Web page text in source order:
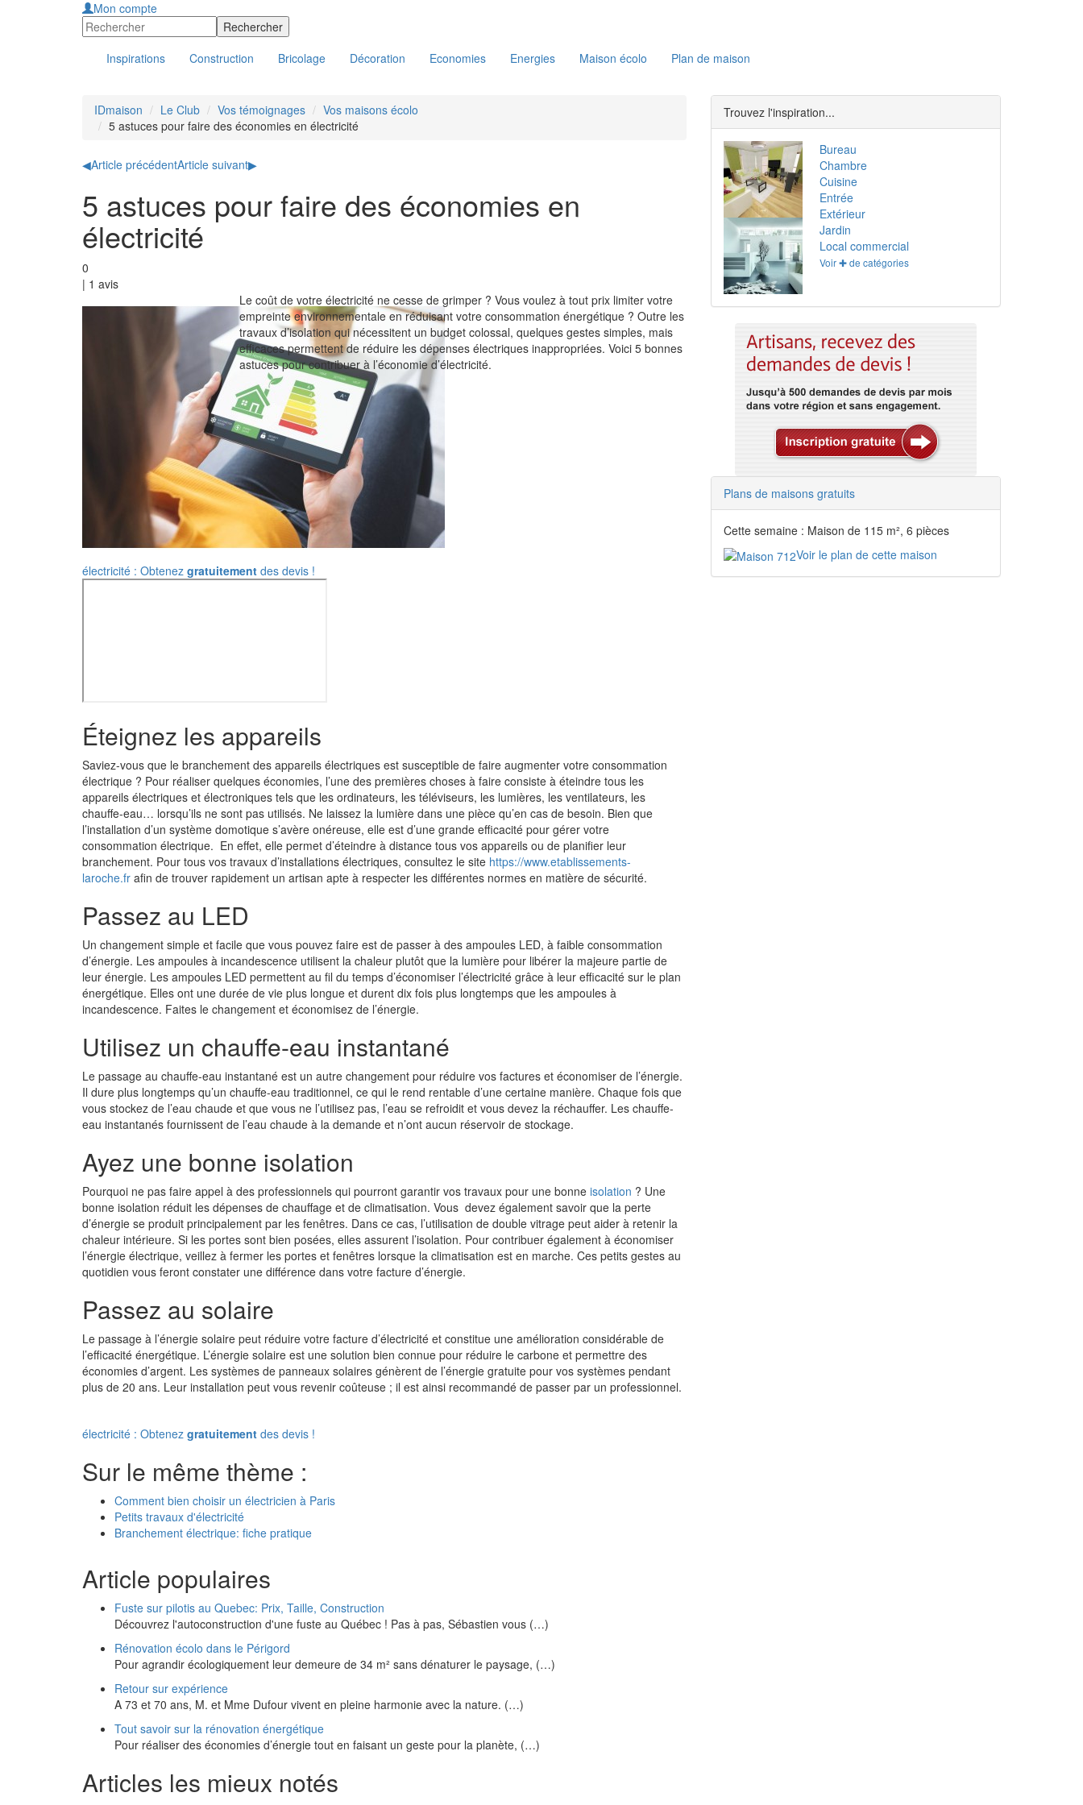
Mon compte
Inspirations Construction Bricolage Décoration Economies Energies Maison écolo Plan de maison
IDmaison Le Club Vos témoignages
Vos maisons écolo
5 astuces pour faire des économies en électricité
◀Article précédentArticle suivant▶
5 astuces pour faire des économies en
électricité
0
| 1 avis
Le coût de votre électricité ne cesse de grimper ? Vous voulez à tout prix limiter votre
empreinte environnementale en réduisant votre consommation énergétique ? Outre les
travaux d’isolation qui nécessitent un budget colossal, quelques gestes simples, mais
efficaces permettent de réduire les dépenses électriques inappropriées. Voici 5 bonnes
astuces pour contribuer à l’économie d’électricité.
électricité : Obtenez gratuitement des devis !
Éteignez les appareils
Saviez-vous que le branchement des appareils électriques est susceptible de faire augmenter votre consommation
électrique ? Pour réaliser quelques économies, l’une des premières choses à faire consiste à éteindre tous les
appareils électriques et électroniques tels que les ordinateurs, les téléviseurs, les lumières, les ventilateurs, les
chauffe-eau… lorsqu’ils ne sont pas utilisés. Ne laissez la lumière dans une pièce qu’en cas de besoin. Bien que
l’installation d’un système domotique s’avère onéreuse, elle est d’une grande efficacité pour gérer votre
consommation électrique. En effet, elle permet d’éteindre à distance tous vos appareils ou de planifier leur
branchement. Pour tous vos travaux d’installations électriques, consultez le site https://www.etablissements-
laroche.fr afin de trouver rapidement un artisan apte à respecter les différentes normes en matière de sécurité.
Passez au LED
Un changement simple et facile que vous pouvez faire est de passer à des ampoules LED, à faible consommation
d’énergie. Les ampoules à incandescence utilisent la chaleur plutôt que la lumière pour libérer la majeure partie de
leur énergie. Les ampoules LED permettent au fil du temps d’économiser l’électricité grâce à leur efficacité sur le plan
énergétique. Elles ont une durée de vie plus longue et durent dix fois plus longtemps que les ampoules à
incandescence. Faites le changement et économisez de l’énergie.
Utilisez un chauffe-eau instantané
Le passage au chauffe-eau instantané est un autre changement pour réduire vos factures et économiser de l’énergie.
Il dure plus longtemps qu’un chauffe-eau traditionnel, ce qui le rend rentable d’une certaine manière. Chaque fois que
vous stockez de l’eau chaude et que vous ne l’utilisez pas, l’eau se refroidit et vous devez la réchauffer. Les chauffe-
eau instantanés fournissent de l’eau chaude à la demande et n’ont aucun réservoir de stockage.
Ayez une bonne isolation
Pourquoi ne pas faire appel à des professionnels qui pourront garantir vos travaux pour une bonne isolation ? Une
bonne isolation réduit les dépenses de chauffage et de climatisation. Vous devez également savoir que la perte
d’énergie se produit principalement par les fenêtres. Dans ce cas, l’utilisation de double vitrage peut aider à retenir la
chaleur intérieure. Si les portes sont bien posées, elles assurent l’isolation. Pour contribuer également à économiser
l’énergie électrique, veillez à fermer les portes et fenêtres lorsque la climatisation est en marche. Ces petits gestes au
quotidien vous feront constater une différence dans votre facture d’énergie.
Passez au solaire
Le passage à l’énergie solaire peut réduire votre facture d’électricité et constitue une amélioration considérable de
l’efficacité énergétique. L’énergie solaire est une solution bien connue pour réduire le carbone et permettre des
économies d’argent. Les systèmes de panneaux solaires génèrent de l’énergie gratuite pour vos systèmes pendant
plus de 20 ans. Leur installation peut vous revenir coûteuse ; il est ainsi recommandé de passer par un professionnel.
électricité : Obtenez gratuitement des devis !
Sur le même thème :
Comment bien choisir un électricien à Paris
Petits travaux d'électricité
Branchement électrique: fiche pratique
Article populaires
Fuste sur pilotis au Quebec: Prix, Taille, Construction
Découvrez l'autoconstruction d'une fuste au Québec ! Pas à pas, Sébastien vous (…)
Rénovation écolo dans le Périgord
Pour agrandir écologiquement leur demeure de 34 m² sans dénaturer le paysage, (…)
Retour sur expérience
A 73 et 70 ans, M. et Mme Dufour vivent en pleine harmonie avec la nature. (…)
Tout savoir sur la rénovation énergétique
Pour réaliser des économies d’énergie tout en faisant un geste pour la planète, (…)
Articles les mieux notés
Trouvez l'inspiration...
Bureau
Chambre
Cuisine
Entrée
Extérieur
Jardin
Local commercial
Voir ✚ de catégories
Plans de maisons gratuits
Cette semaine : Maison de 115 m², 6 pièces
Voir le plan de cette maison